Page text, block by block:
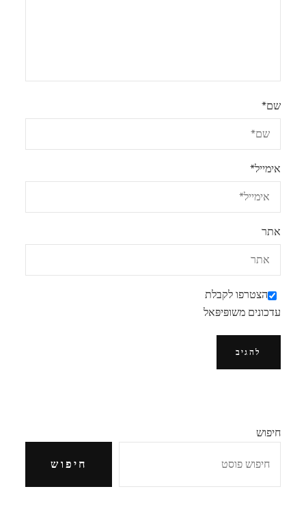
שם*
אימייל*
אתר
הצטרפו לקבלת
עדכונים משופּיפּאל
חיפוש
חיפוש